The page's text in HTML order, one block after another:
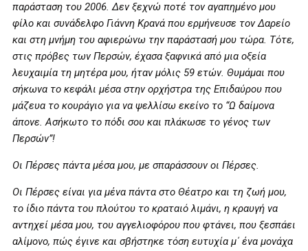
παράσταση του 2006. Δεν ξεχνώ ποτέ τον αγαπημένο μου
φίλο και συνάδελφο Γιάννη Κρανά που ερμήνευσε τον Δαρείο
και στη μνήμη του αφιερώνω την παράστασή μου τώρα. Τότε,
στις πρόβες των Περσών, έχασα ξαφνικά από μια οξεία
λευχαιμία τη μητέρα μου, ήταν μόλις 59 ετών. Θυμάμαι που
σήκωνα το κεφάλι μέσα στην ορχήστρα της Επιδαύρου που
μάζευα το κουράγιο για να ψελλίσω εκείνο το “Ω δαίμονα
άπονε. Ασήκωτο το πόδι σου και πλάκωσε το γένος των
Περσών”!
Οι Πέρσες πάντα μέσα μου, με σπαράσσουν οι Πέρσες.
Οι Πέρσες είναι για μένα πάντα στο Θέατρο και τη ζωή μου,
το ίδιο πάντα του πλούτου το κραταιό λιμάνι, η κραυγή να
αντηχεί μέσα μου, του αγγελιοφόρου που φτάνει, που ξεσπάει
αλίμονο, πώς έγινε και σβήστηκε τόση ευτυχία μ΄ ένα μονάχα